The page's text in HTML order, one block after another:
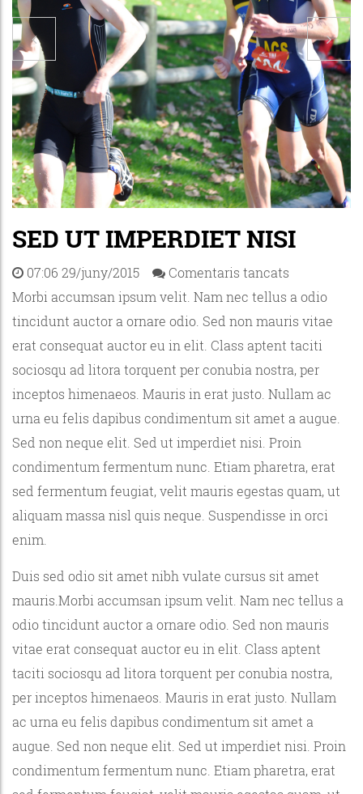
SED UT IMPERDIET NISI
07:06 29/juny/2015
Comentaris tancats
Morbi accumsan ipsum velit. Nam nec tellus a odio
tincidunt auctor a ornare odio. Sed non mauris vitae
erat consequat auctor eu in elit. Class aptent taciti
sociosqu ad litora torquent per conubia nostra, per
inceptos himenaeos. Mauris in erat justo. Nullam ac
urna eu felis dapibus condimentum sit amet a augue.
Sed non neque elit. Sed ut imperdiet nisi. Proin
condimentum fermentum nunc. Etiam pharetra, erat
sed fermentum feugiat, velit mauris egestas quam, ut
aliquam massa nisl quis neque. Suspendisse in orci
enim.
Duis sed odio sit amet nibh vulate cursus sit amet
mauris.Morbi accumsan ipsum velit. Nam nec tellus a
odio tincidunt auctor a ornare odio. Sed non mauris
vitae erat consequat auctor eu in elit. Class aptent
taciti sociosqu ad litora torquent per conubia nostra,
per inceptos himenaeos. Mauris in erat justo. Nullam
ac urna eu felis dapibus condimentum sit amet a
augue. Sed non neque elit. Sed ut imperdiet nisi. Proin
condimentum fermentum nunc. Etiam pharetra, erat